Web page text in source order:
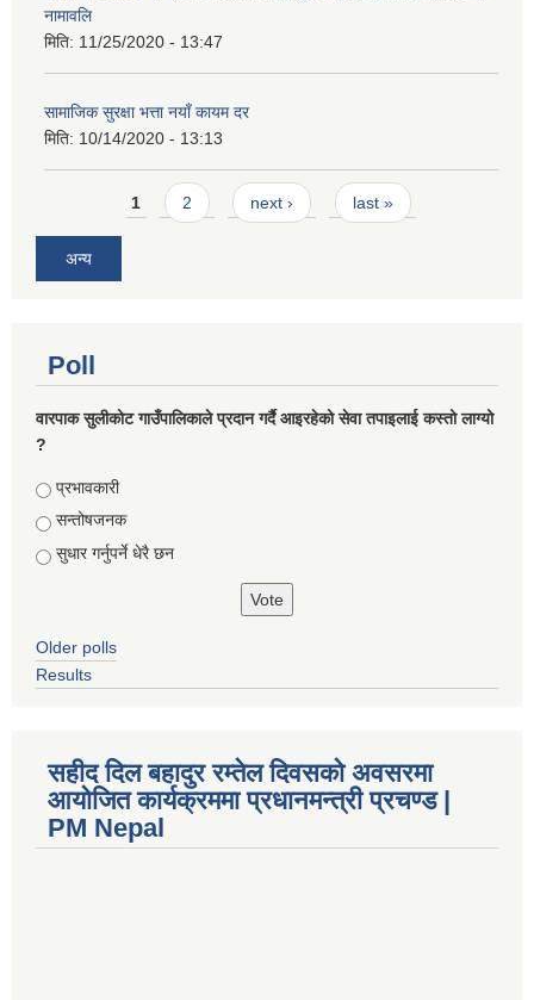
नामावलि
मिति: 11/25/2020 - 13:47
सामाजिक सुरक्षा भत्ता नयाँ कायम दर
मिति: 10/14/2020 - 13:13
Pages1 2 next › last »
अन्य
Poll
वारपाक सुलीकोट गाउँपालिकाले प्रदान गर्दै आइरहेको सेवा तपाइलाई कस्तो लाग्यो
?
Choices
प्रभावकारी
सन्तोषजनक
सुधार गर्नुपर्ने धेरै छन
Older polls
Results
सहीद दिल बहादुर रम्तेल दिवसको अवसरमा
आयोजित कार्यक्रममा प्रधानमन्त्री प्रचण्ड |
PM Nepal